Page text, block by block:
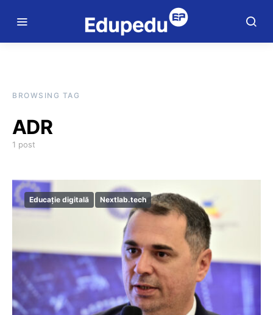
BROWSING TAG
ADR
1 post
Educație digitală Nextlab.tech